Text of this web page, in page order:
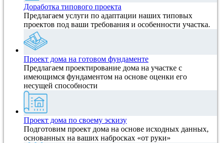
Доработка типового проекта
Предлагаем услуги по адаптации наших типовых
проектов под ваши требования и особенности участка.
Проект дома на готовом фундаменте
Предлагаем проектирование дома на участке с
имеющимся фундаментом на основе оценки его
несущей способности
Проект дома по своему эскизу
Подготовим проект дома на основе исходных данных,
основанных на ваших набросках «от руки»